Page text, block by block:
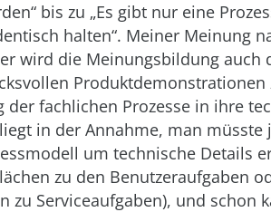
bis zu „Es gibt nur eine
halten“. Meiner Meinung
wird die Meinungsbildung auch
der fachlichen Prozesse in ihre
in der Annahme, man müsste
um technische Details
zu den Benutzeraufgaben
zu Serviceaufgaben), und schon